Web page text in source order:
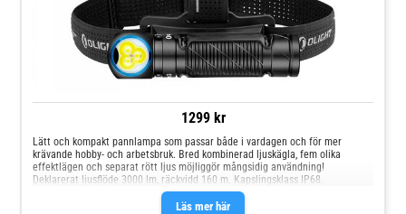
1299 kr
Läs mer här
Lätt och kompakt pannlampa som passar både i vardagen och för mer
krävande hobby- och arbetsbruk. Bred kombinerad ljuskägla, fem olika
effektlägen och separat rött ljus möjliggör mångsidig användning!
Deklarerat ljusflöde 3000 lm, räckvidd 160 m. Kapslingsklass IP68.